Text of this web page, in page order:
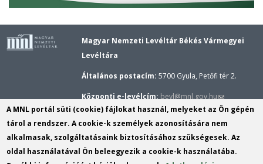
Magyar Nemzeti Levéltár Békés Vármegyei
Levéltára
Általános postacím: 5700 Gyula, Petőfi tér 2.
Központi e-levélcím: bevl@mnl.gov.hu(link
sends
e-
mail)
Gyulai épület központi telefonszáma:
(+36–66)
(+36–20) 289–8909
A MNL portál süti (cookie) fájlokat használ, melyeket az Ön gépén
tárol a rendszer. A cookie-k személyek azonosítására nem
alkalmasak, szolgáltatásaink biztosításához szükségesek. Az
oldal használatával Ön beleegyezik a cookie-k használatába.